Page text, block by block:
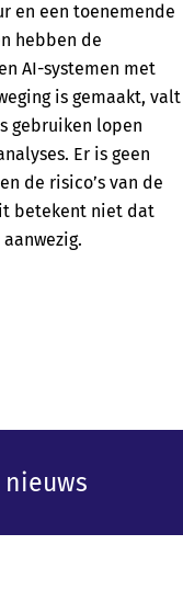
en een toenemende
hebben de
AI-systemen met
is gemaakt, valt
gebruiken lopen
Er is geen
de risico’s van de
betekent niet dat
nieuws